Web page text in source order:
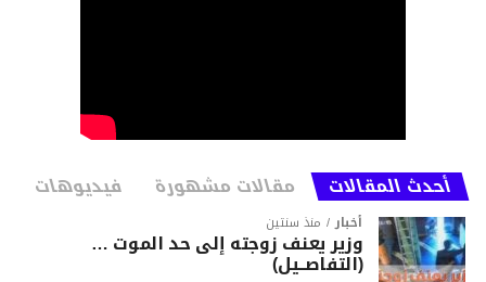
أحدث المقالات مقالات مشهورة فيديوهات
أخبار منذ سنتين
وزير يعنف زوجته إلى حد الموت …
(التفاصــيل)